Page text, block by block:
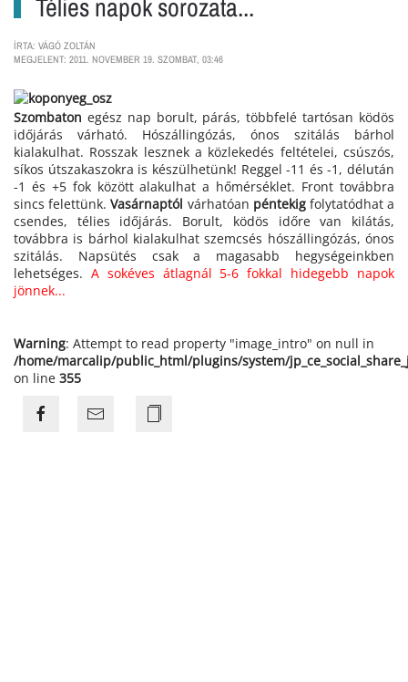
Télies napok sorozata...
ÍRTA: VÁGÓ ZOLTÁN
MEGJELENT: 2011. NOVEMBER 19. SZOMBAT, 03:46
Szombaton egész nap borult, párás, többfelé tartósan ködös
időjárás várható. Hószállingózás, ónos szitálás bárhol
kialakulhat. Rosszak lesznek a közlekedés feltételei, csúszós,
síkos útszakaszokra is készülhetünk! Reggel -11 és -1, délután
-1 és +5 fok között alakulhat a hőmérséklet. Front továbbra
sincs felettünk.Vasárnaptól várhatóan péntekig folytatódhat a
csendes, télies időjárás. Borult, ködös időre van kilátás,
továbbra is bárhol kialakulhat szemcsés hószállingózás, ónos
szitálás. Napsütés csak a magasabb hegységeinkben
lehetséges. A sokéves átlagnál 5-6 fokkal hidegebb napok
jönnek...
Warning: Attempt to read property "image_intro" on null in
/home/marcalip/public_html/plugins/system/
on line 355